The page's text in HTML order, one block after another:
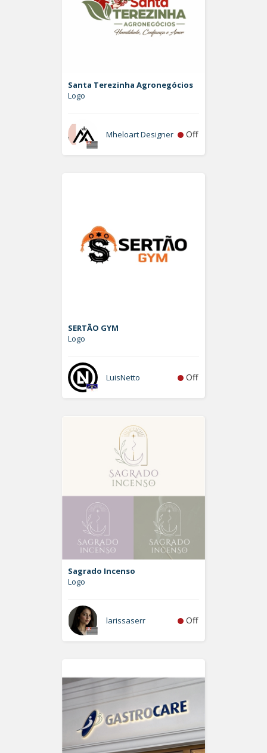
Santa Terezinha Agronegócios
Logo
Mheloart Designer Off
SERTÃO GYM
Logo
LuisNetto Off
Sagrado Incenso
Logo
larissaserr Off